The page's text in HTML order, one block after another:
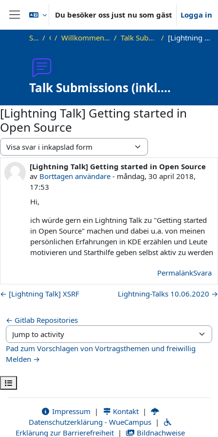
Gå direkt till huvudinnehåll
Sidopanel
Du besöker oss just nu som gäst Logga in
Öppna kursmenyn
Startsida OKInf Willkommen beim Offenen Informatikkolloquium! Talk Submissions (inkl. Lightning Talks) [Lightning Talk] Getting started in Open Source
Talk Submissions (inkl.
Lightning Talks)
[Lightning Talk] Getting started in
Open Source
Visningsläge
[Lightning Talk] Getting started in Open Source
av Borttagen användare - måndag, 30 april 2018,
17:53
Antal svar: 0
Hi,
ich würde gern ein Lightning Talk zu "Getting started
in Open Source" machen und dabei u.a. von meinen
persönlichen Erfahrungen in KDE erzählen und Leute
motivieren und Starthilfe geben selbst aktiv zu werden
PermalänkSvara
← [Lightning Talk] XSRF Lightning-Talks 10.06.2020 →
← Gitlab Repositories
Jump to activity
Pad zum Vorschlagen von Vortragsthemen und freiwillig
Melden →
Impressum | Kontakt |
Datenschutzerklärung - WueCampus |
Erklärung zur Barrierefreiheit | Bildnachweise